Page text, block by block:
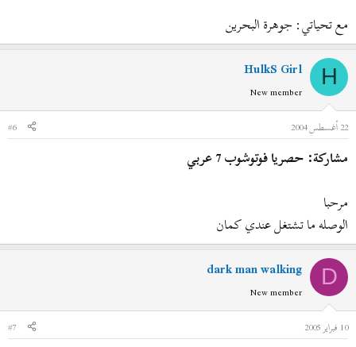
مع تحياتي: جوهرة البحرين
H
HulkS Girl
New member
22 أغسطس 2004
#6
مشاركة: حصريا فوتوشوب 7 عربي
مرحبا
الوصله ما تشتغل عندي كمان
D
dark man walking
New member
10 فبراير 2005
#7